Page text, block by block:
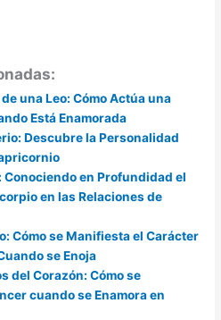
una Leo: Cómo Actúa una
Está Enamorada
Descubre la Personalidad
en Profundidad el
en las Relaciones de
Cómo se Manifiesta el Carácter
se Enoja
del Corazón: Cómo se
cuando se Enamora en